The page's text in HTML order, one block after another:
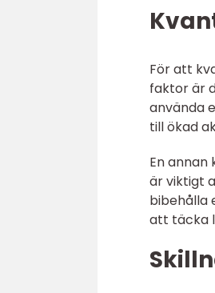
För att
faktor är
använda
till ökad
En
är viktigt
bibehålla
att täcka